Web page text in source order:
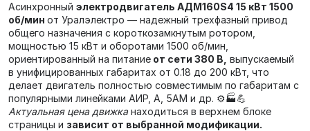
Асинхронный электродвигатель АДМ160S4 15 кВт 1500
об/мин от Уралэлектро — надежный трехфазный привод
общего назначения с короткозамкнутым ротором,
мощностью 15 кВт и оборотами 1500 об/мин,
ориентированный на питание от сети 380 В, выпускаемый
в унифицированных габаритах от 0.18 до 200 кВт, что
делает двигатель полностью совместимым по габаритам с
популярными линейками АИР, А, 5АМ и др. ⚙️🏭💪
Актуальная цена движканаходиться в верхнем блоке
страницы и зависит от выбранной модификации.